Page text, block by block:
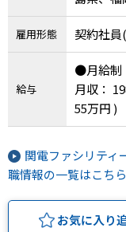
雇用形態 契約社
給与
●月給制
月収：
55万円 )
関電ファシリティ
職情報の一覧はこちら
お気に入り